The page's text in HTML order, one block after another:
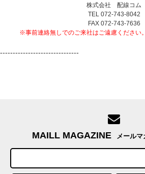
株式会社 配線コム
TEL 072-743-8042
FAX 072-743-7636
※事前連絡無しでのご来社はご遠慮ください
-------------------------------
MAILL MAGAZINE メール